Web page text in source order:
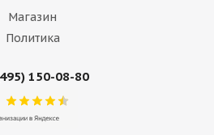
Магазин
Политика
150-08-80